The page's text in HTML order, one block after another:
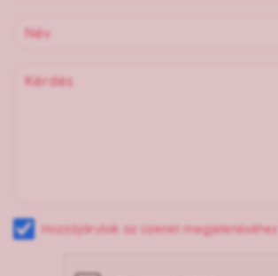
Hozzájárulok az üzenet megjelenéséhez